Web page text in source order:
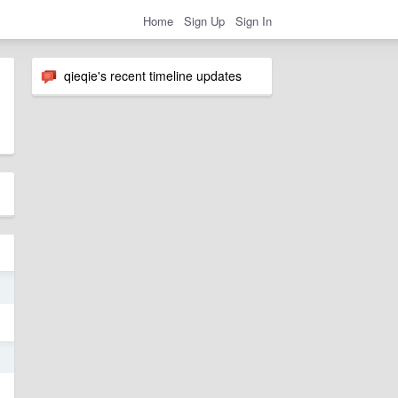
Home Sign Up Sign In
qieqie's recent timeline updates